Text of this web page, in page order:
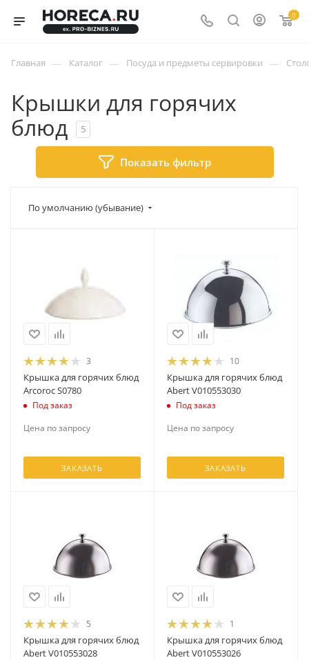
0
Главная — Каталог — Посуда и предметы сервировки —
Крышки для горячих
блюд
5
Показать фильтр
По умолчанию (убывание)
3
Крышка для горячих блюд
Arcoroc S0780
Под заказ
Цена по запросу
ЗАКАЗАТЬ
10
Крышка для горячих блюд
Abert V010553030
Под заказ
Цена по запросу
ЗАКАЗАТЬ
5
Крышка для горячих блюд
Abert V010553028
1
Крышка для горячих блюд
Abert V010553026